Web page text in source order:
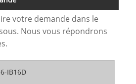
votre demande dans le
Nous vous répondrons